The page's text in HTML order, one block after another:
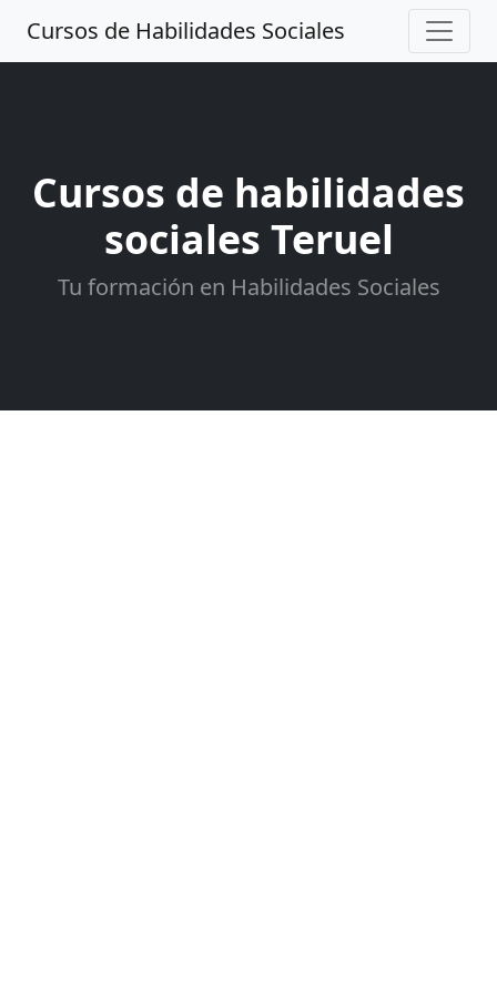
Cursos de Habilidades Sociales
Cursos de habilidades
sociales Teruel
Tu formación en Habilidades Sociales